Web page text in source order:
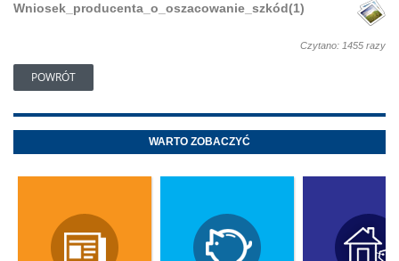
Wniosek_producenta_o_oszacowanie_szkód(1)
Czytano: 1455 razy
POWRÓT
WARTO ZOBACZYĆ